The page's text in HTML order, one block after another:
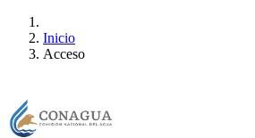
Inicio
Acceso